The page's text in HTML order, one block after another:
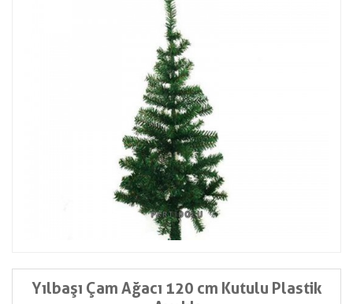
Yılbaşı Çam Ağacı 120 cm Kutulu Plastik